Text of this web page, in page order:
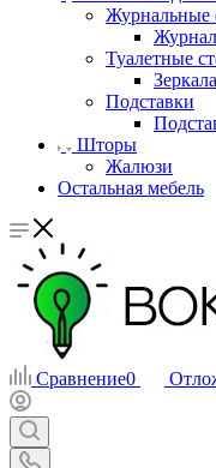
Журнальные
Туалетные
Зеркала
Подставки
Шторы
Жалюзи
Остальная мебель
Сравнение0